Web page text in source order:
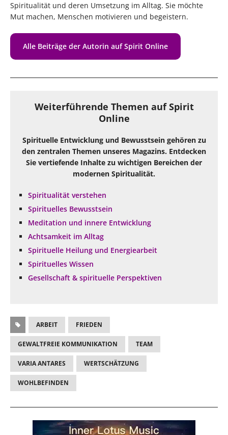
Spiritualität und deren Umsetzung im Alltag. Sie möchte
Mut machen, Menschen motivieren und begeistern.
Alle Beiträge der Autorin auf Spirit Online
Weiterführende Themen auf Spirit
Online
Spirituelle Entwicklung und Bewusstsein gehören zu
den zentralen Themen unseres Magazins. Entdecken
Sie vertiefende Inhalte zu wichtigen Bereichen der
modernen Spiritualität.
Spiritualität verstehen
Spirituelles Bewusstsein
Meditation und innere Entwicklung
Achtsamkeit im Alltag
Spirituelle Heilung und Energiearbeit
Spirituelles Wissen
Gesellschaft & spirituelle Perspektiven
ARBEIT FRIEDEN
GEWALTFREIE KOMMUNIKATION TEAM
VARIA ANTARES WERTSCHÄTZUNG
WOHLBEFINDEN